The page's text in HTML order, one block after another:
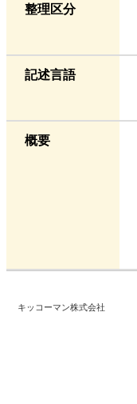
整理区分
記述言語
概要
キッコーマン株式会社